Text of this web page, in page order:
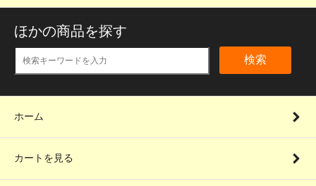
ほかの商品を探す
検索
ホーム
カートを見る